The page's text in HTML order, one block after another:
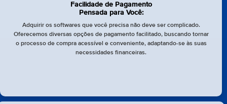
Facilidade de Pagamento
Pensada para Você:
Adquirir os softwares que você precisa não deve ser complicado.
Oferecemos diversas opções de pagamento facilitado, buscando tornar
o processo de compra acessível e conveniente, adaptando-se às suas
necessidades financeiras.